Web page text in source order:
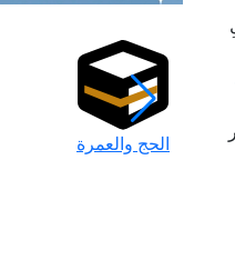
الحج والعمرة